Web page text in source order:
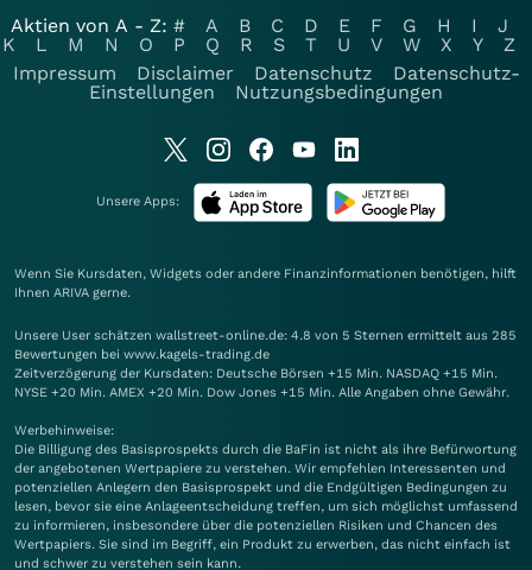
Aktien von A - Z: # A B C D E F G H I
J
K
L M N O P Q R S T U V W X Y
Z
Impressum
Disclaimer Datenschutz
Datenschutz-
Einstellungen
Nutzungsbedingungen
Unsere Apps:
Wenn Sie Kursdaten, Widgets oder andere Finanzinformationen benötigen, hilft
Ihnen ARIVA gerne.
Unsere User schätzen wallstreet-online.de: 4.8 von 5 Sternen ermittelt aus 285
Bewertungen bei www.kagels-trading.de
Zeitverzögerung der Kursdaten: Deutsche Börsen +15 Min. NASDAQ +15 Min.
NYSE +20 Min. AMEX +20 Min. Dow Jones +15 Min. Alle Angaben ohne Gewähr.
Werbehinweise:
Die Billigung des Basisprospekts durch die BaFin ist nicht als ihre Befürwortung
der angebotenen Wertpapiere zu verstehen. Wir empfehlen Interessenten und
potenziellen Anlegern den Basisprospekt und die Endgültigen Bedingungen zu
lesen, bevor sie eine Anlageentscheidung treffen, um sich möglichst umfassend
zu informieren, insbesondere über die potenziellen Risiken und Chancen des
Wertpapiers. Sie sind im Begriff, ein Produkt zu erwerben, das nicht einfach ist
und schwer zu verstehen sein kann.